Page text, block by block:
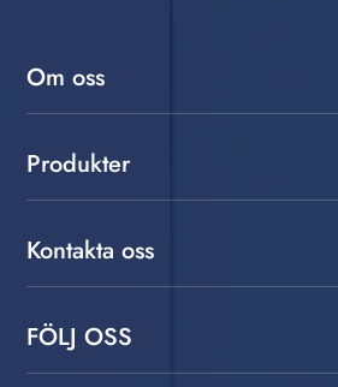
Om oss
Produkter
Kontakta oss
FÖLJ OSS